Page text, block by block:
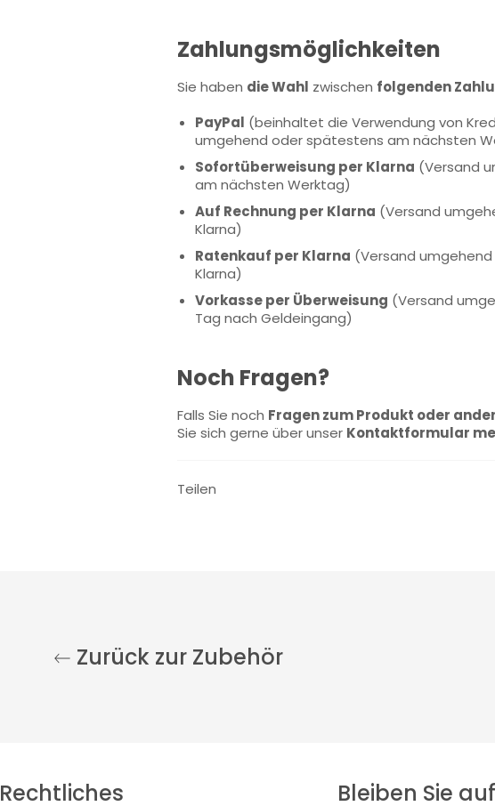
Zahlungsmöglichkeiten
Sie haben die Wahl zwischen folgenden
PayPal (beinhaltet die Verwendung von
umgehend oder spätestens am nächsten
Sofortüberweisung per Klarna (Versand
am nächsten Werktag)
Auf Rechnung per Klarna (Versand
Klarna)
Ratenkauf per Klarna (Versand
Klarna)
Vorkasse per Überweisung (Versand
Tag nach Geldeingang)
Noch Fragen?
Falls Sie noch Fragen zum Produkt oder
Sie sich gerne über unser Kontaktformular
Teilen
Zurück zur Zubehör
Rechtliches Bleiben Sie